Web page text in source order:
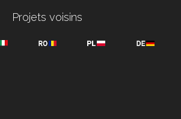
Projets voisins